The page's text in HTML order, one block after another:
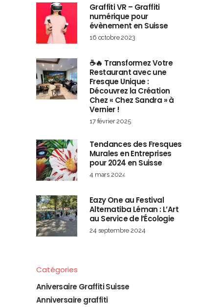
Graffiti VR – Graffiti
numérique pour
évènement en Suisse
16 octobre 2023
☕🔥 Transformez Votre
Restaurant avec une
Fresque Unique :
Découvrez la Création
Chez « Chez Sandra » à
Vernier !
17 février 2025
Tendances des Fresques
Murales en Entreprises
pour 2024 en Suisse
4 mars 2024
Eazy One au Festival
Alternatiba Léman : L’Art
au Service de l’Écologie
24 septembre 2024
Catégories
Aniversaire Graffiti Suisse
Anniversaire graffiti